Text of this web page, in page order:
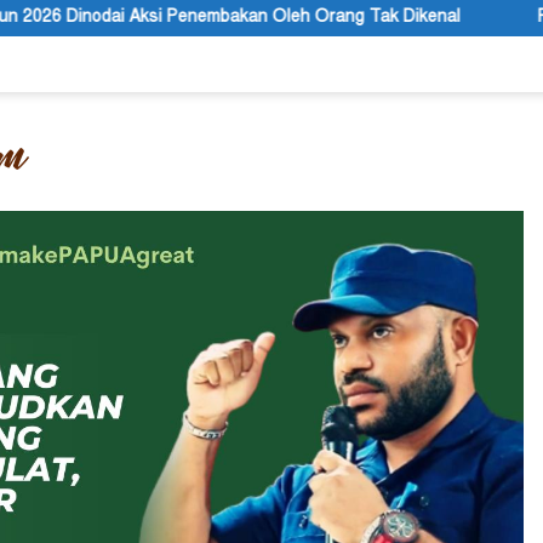
Oleh Orang Tak Dikenal PBB Mengakui Kedaulatan